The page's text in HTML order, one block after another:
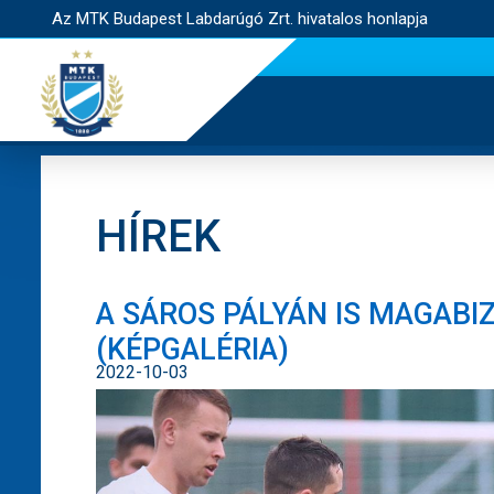
Az MTK Budapest Labdarúgó Zrt. hivatalos honlapja
HÍREK
A SÁROS PÁLYÁN IS
(KÉPGALÉRIA)
2022-10-03